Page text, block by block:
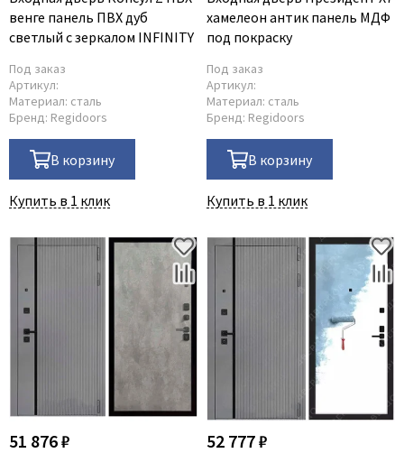
венге панель ПВХ дуб
светлый с зеркалом INFINITY
Под заказ
Артикул:
Материал: сталь
Бренд: Regidoors
В корзину
Купить в 1 клик
хамелеон антик панель МДФ
под покраску
Под заказ
Артикул:
Материал: сталь
Бренд: Regidoors
В корзину
Купить в 1 клик
51 876 ₽ 52 777 ₽